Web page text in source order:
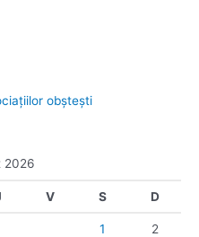
obşteşti
2026
V S D
1
2